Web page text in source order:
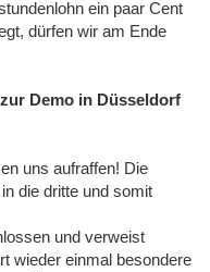
ein paar Cent
dürfen wir am Ende
Demo in Düsseldorf
uns aufraffen! Die
die dritte und somit
und verweist
wieder einmal besondere